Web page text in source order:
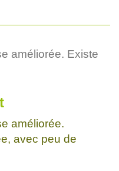
améliorée. Existe
améliorée.
avec peu de